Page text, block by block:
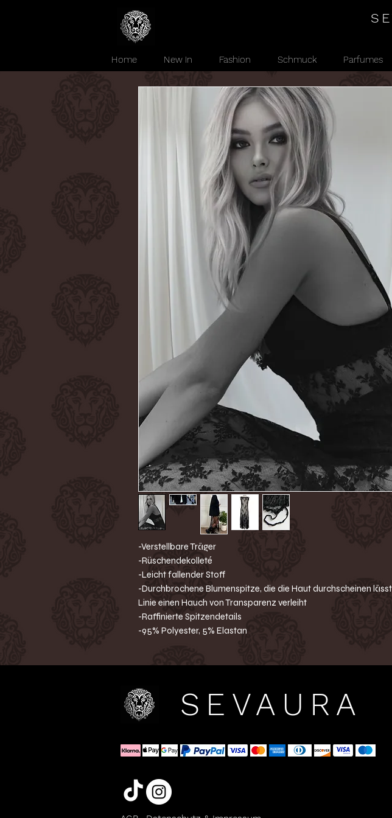
Home New In Fashion Schmuck Parfumes
-Verstellbare Träger
-Rüschendekolleté
-Leicht fallender Stoff
-Durchbrochene Blumenspitze, die die Haut durchscheinen
Linie einen Hauch von Transparenz verleiht
-Raffinierte Spitzendetails
-95% Polyester, 5% Elastan
SEVAURA